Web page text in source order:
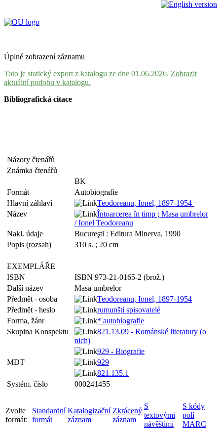
Úplné zobrazení záznamu
Toto je statický export z katalogu ze dne 01.06.2026. Zobrazit
aktuální podobu v katalogu.
Bibliografická citace
Názory čtenářů
Známka čtenářů
BK
Formát
Autobiografie
Hlavní záhlaví
Teodoreanu, Ionel, 1897-1954
Název
Întoarcerea în timp ; Masa umbrelor
/ Ionel Teodoreanu
Nakl. údaje
Bucureşti : Editura Minerva, 1990
Popis (rozsah)
310 s. ; 20 cm
EXEMPLÁŘE
ISBN
ISBN 973-21-0165-2 (brož.)
Další název
Masa umbrelor
Předmět - osoba
Teodoreanu, Ionel, 1897-1954
Předmět - heslo
rumunští spisovatelé
Forma, žánr
* autobiografie
Skupina Konspektu
821.13.09 - Románské literatury (o
nich)
929 - Biografie
MDT
929
821.135.1
Systém. číslo
000241455
Zvolte
formát:
Standardní
formát
Katalogizační
záznam
Zkrácený
záznam
S
textovými
návěštími
S kódy
polí
MARC